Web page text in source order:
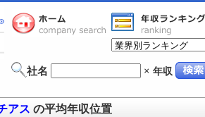
社名 × 年収
アス の平均年収位置